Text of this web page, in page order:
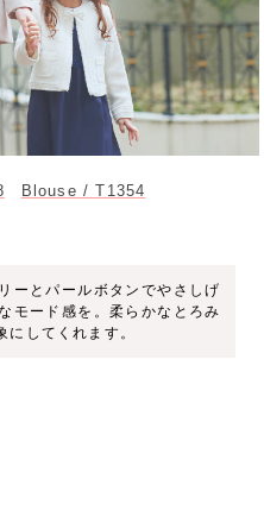
Blouse / T1354
ーとパールボタンでやさしげ
モード感を。柔らかなとろみ
してくれます。